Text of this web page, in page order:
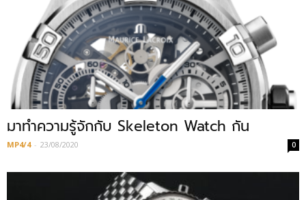
มาทำความรู้จักกับ Skeleton Watch กัน
MP4/4 - 23/08/2020 0